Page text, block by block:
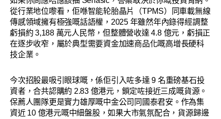
從行業地位嚟看，佢喺智能轮胎晶片（TPMS）同車載無線
傳感領域擁有極強嘅話語權，2025 年雖然年內錄得經調整
虧損約 3,188 萬元人民幣，但整體營收達 4.8 億元，虧損正
在逐步收窄，屬於典型需要資金加速商品化嘅高增長硬科
技企業。
今次招股最吸引眼球嘅，係佢引入咗多達 9 名重磅基石投
資者，合共認購約 2.83 億港元，鎖定咗接近三成嘅貨源。
保薦人團隊更是實力雄厚嘅中金公司同國泰君安。作為集
資近 10 億港元嘅中細盤股，如果大市氣氛配合，貨源歸邊